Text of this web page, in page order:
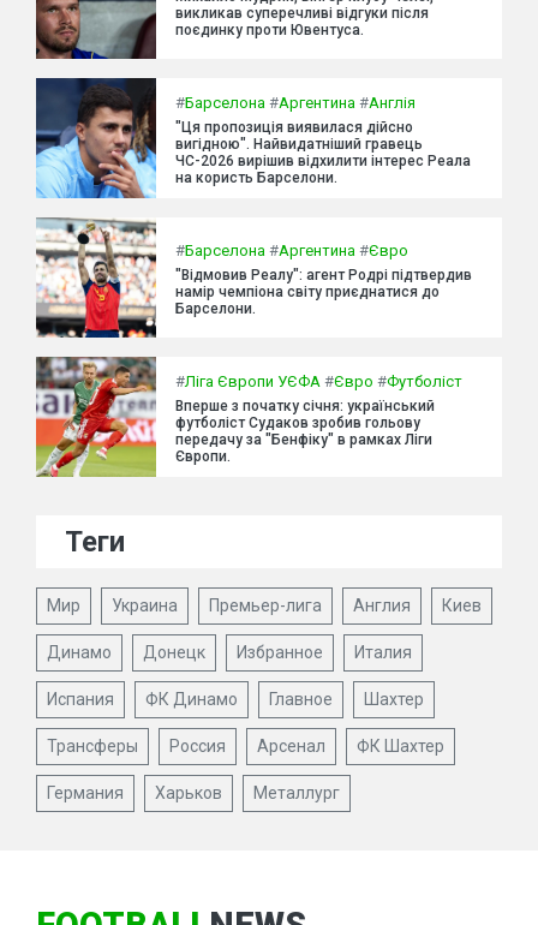
викликав суперечливі відгуки після
поєдинку проти Ювентуса.
#Барселона #Аргентина #Англія
"Ця пропозиція виявилася дійсно
вигідною". Найвидатніший гравець
ЧС-2026 вирішив відхилити інтерес Реала
на користь Барселони.
#Барселона #Аргентина #Євро
"Відмовив Реалу": агент Родрі підтвердив
намір чемпіона світу приєднатися до
Барселони.
#Ліга Європи УЄФА #Євро #Футболіст
Вперше з початку січня: український
футболіст Судаков зробив гольову
передачу за "Бенфіку" в рамках Ліги
Європи.
Теги
Мир Украина Премьер-лига Англия Киев
Динамо Донецк Избранное Италия
Испания ФК Динамо Главное Шахтер
Трансферы Россия Арсенал ФК Шахтер
Германия Харьков Металлург